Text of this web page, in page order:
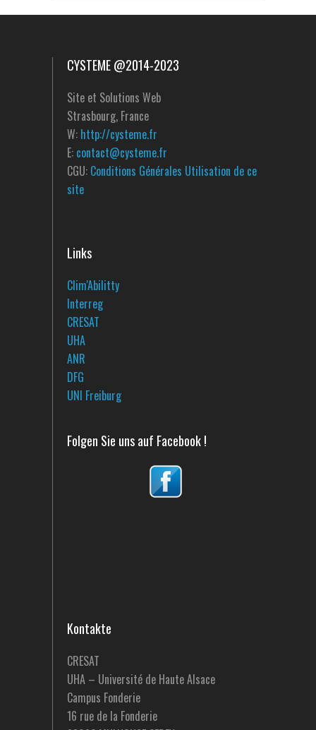
CYSTEME @2014-2023
Site et Solutions Web
Strasbourg, France
W: http://cysteme.fr
E: contact@cysteme.fr
CGU: Conditions Générales Utilisation de ce
site
Links
Clim'Abilitty
Interreg
CRESAT
UHA
ANR
DFG
UNI Freiburg
Folgen Sie uns auf Facebook !
Kontakte
CRESAT
UHA – Université de Haute Alsace
Campus Fonderie
16 rue de la Fonderie